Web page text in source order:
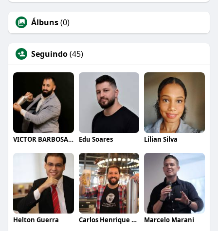
Álbuns(0)
Seguindo(45)
VICTOR BARBOSA QUARANTA Edu Soares Lílian Silva
Helton Guerra Carlos Henrique de Faria Vasconcelos Marcelo Marani